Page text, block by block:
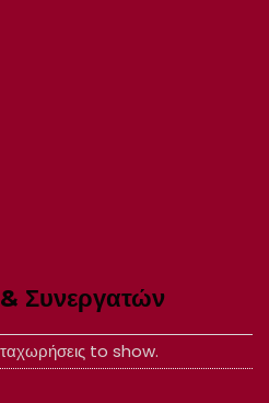
Συνεργατών
to show.